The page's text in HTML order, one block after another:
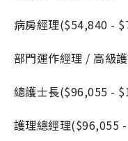
病房經理($54,840 -
部門運作經理 / 高級
總護士長($96,055 -
護理總經理($96,055